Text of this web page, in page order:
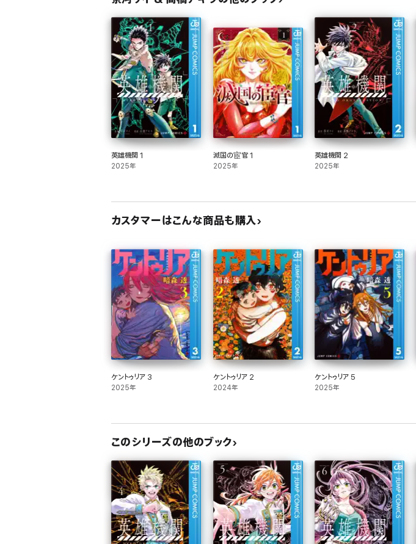
英雄機関 1
2025年
滅国の宦官 1
2025年
英雄機関 2
2025年
カスタマーはこんな商品も購入
ケントゥリア 3
2025年
ケントゥリア 2
2024年
ケントゥリア 5
2025年
このシリーズの他のブック